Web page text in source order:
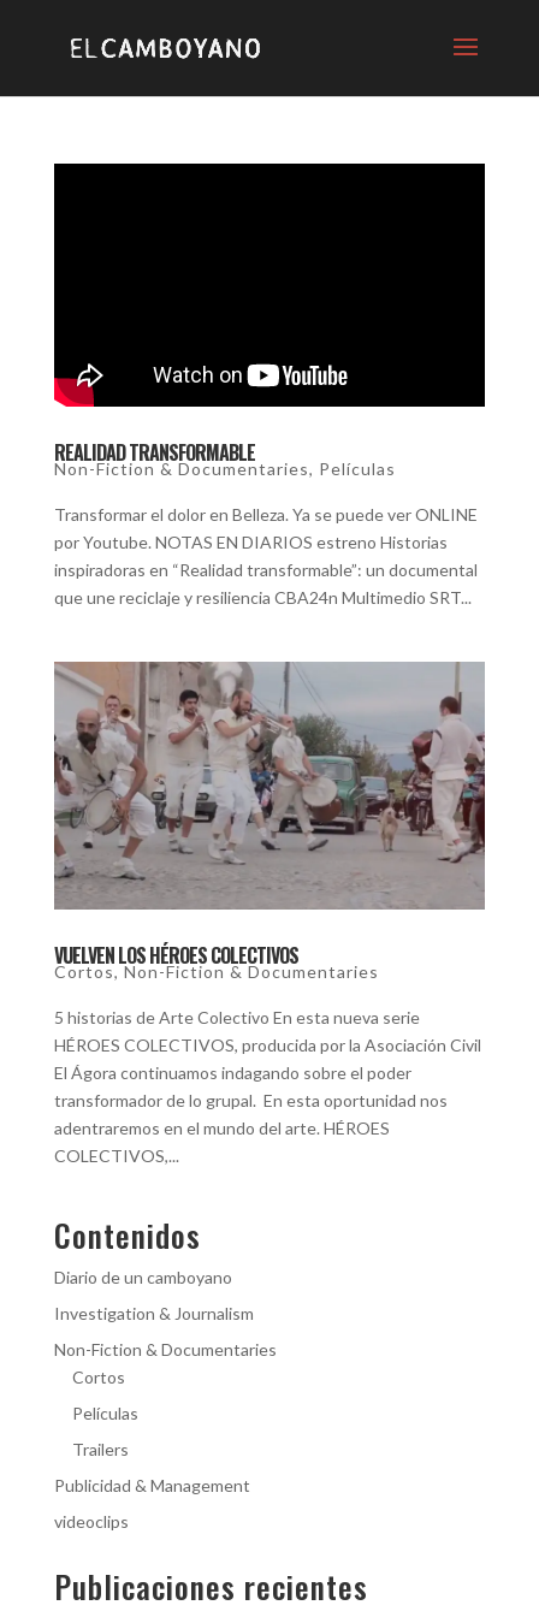
REALIDAD TRANSFORMABLE
Non-Fiction & Documentaries, Películas
Transformar el dolor en Belleza. Ya se puede ver ONLINE
por Youtube. NOTAS EN DIARIOS estreno Historias
inspiradoras en “Realidad transformable”: un documental
que une reciclaje y resiliencia CBA24n Multimedio SRT...
VUELVEN LOS HÉROES COLECTIVOS
Cortos, Non-Fiction & Documentaries
5 historias de Arte Colectivo En esta nueva serie
HÉROES COLECTIVOS, producida por la Asociación Civil
El Ágora continuamos indagando sobre el poder
transformador de lo grupal. En esta oportunidad nos
adentraremos en el mundo del arte. HÉROES
COLECTIVOS,...
Contenidos
Diario de un camboyano
Investigation & Journalism
Non-Fiction & Documentaries
Cortos
Películas
Trailers
Publicidad & Management
videoclips
Publicaciones recientes